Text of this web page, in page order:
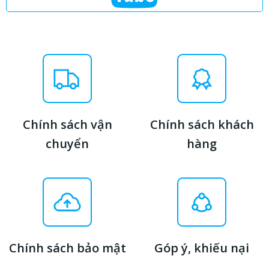
Chính sách vận
chuyển
Chính sách khách
hàng
Chính sách bảo mật Góp ý, khiếu nại